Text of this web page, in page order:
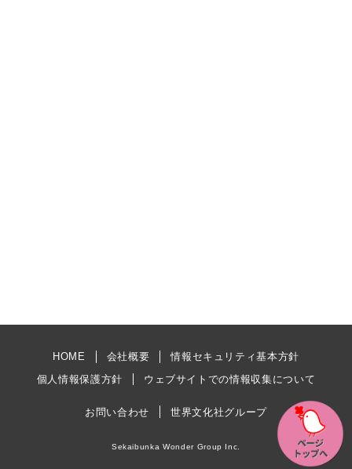
HOME 会社概要
情報セキュリティ基本方針
個人情報保護方針
ウェブサイトでの情報収集について
お問い合わせ 世界文化社グループ
Sekaibunka Wonder Group Inc.